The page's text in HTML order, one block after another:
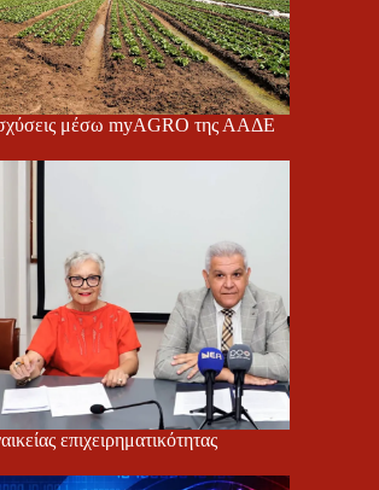
μέσω myAGRO της ΑΑΔΕ
επιχειρηματικότητας